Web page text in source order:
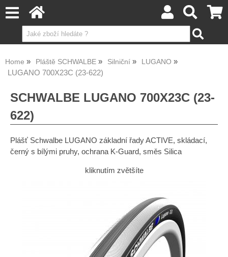
Home Pláště SCHWALBE Silniční LUGANO
LUGANO 700X23C (23-622)
SCHWALBE LUGANO 700X23C (23-
622)
Plášť Schwalbe LUGANO základní řady ACTIVE, skládací,
černý s bílými pruhy, ochrana K-Guard, směs Silica
kliknutím zvětšíte